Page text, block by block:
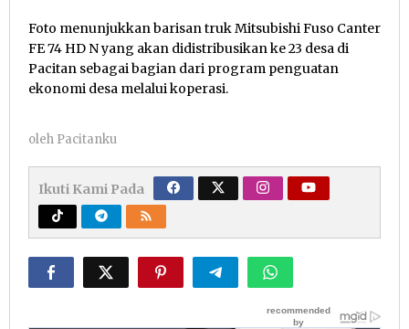
Foto menunjukkan barisan truk Mitsubishi Fuso Canter
FE 74 HD N yang akan didistribusikan ke 23 desa di
Pacitan sebagai bagian dari program penguatan
ekonomi desa melalui koperasi.
oleh Pacitanku
Ikuti Kami Pada